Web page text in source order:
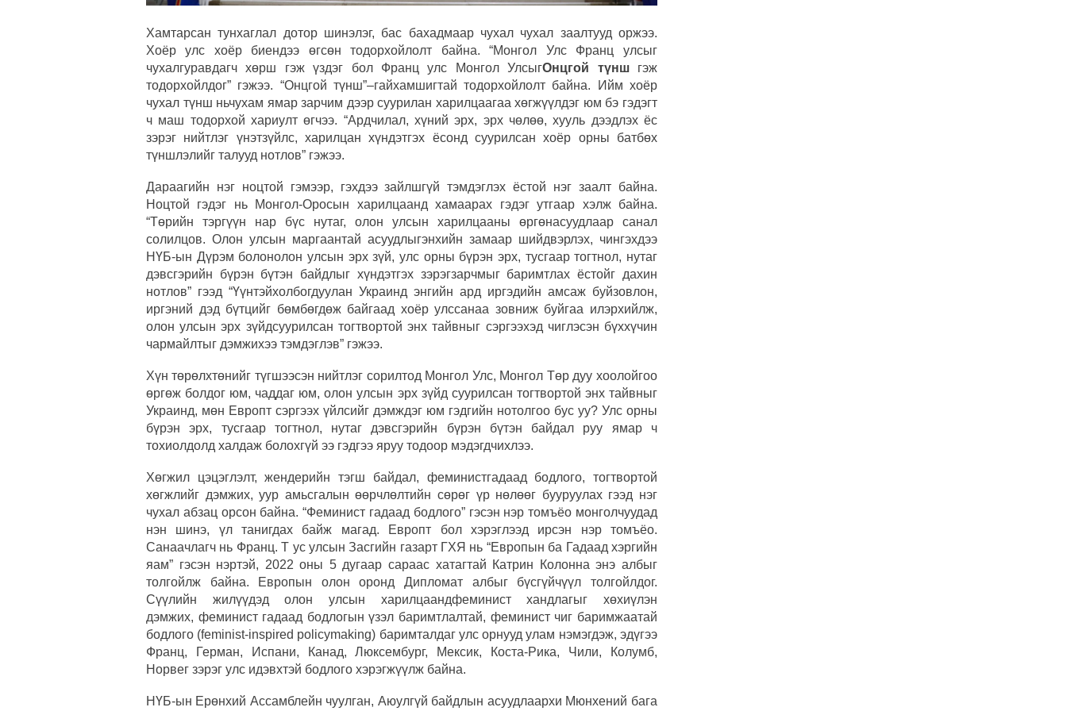
Хамтарсан тунхаглал дотор шинэлэг, бас бахадмаар чухал чухал заалтууд оржээ.
Хоёр улс хоёр биендээ өгсөн тодорхойлолт байна. “Монгол Улс Франц улсыг
чухалгуравдагч хөрш гэж үздэг бол Франц улс Монгол УлсыгОнцгой түншгэж
тодорхойлдог” гэжээ. “Онцгой түнш”–гайхамшигтай тодорхойлолт байна. Ийм хоёр
чухал түнш ньчухам ямар зарчим дээр суурилан харилцаагаа хөгжүүлдэг юм бэ гэдэгт
ч маш тодорхой хариулт өгчээ. “Ардчилал, хүний эрх, эрх чөлөө, хууль дээдлэх ёс
зэрэг нийтлэг үнэтзүйлс, харилцан хүндэтгэх ёсонд суурилсан хоёр орны батбөх
түншлэлийг талууд нотлов” гэжээ.
Дараагийн нэг ноцтой гэмээр, гэхдээ зайлшгүй тэмдэглэх ёстой нэг заалт байна.
Ноцтой гэдэг нь Монгол-Оросын харилцаанд хамаарах гэдэг утгаар хэлж байна.
“Төрийн тэргүүн нар бүс нутаг, олон улсын харилцааны өргөнасуудлаар санал
солилцов. Олон улсын маргаантай асуудлыгэнхийн замаар шийдвэрлэх, чингэхдээ
НҮБ-ын Дүрэм болонолон улсын эрх зүй, улс орны бүрэн эрх, тусгаар тогтнол, нутаг
дэвсгэрийн бүрэн бүтэн байдлыг хүндэтгэх зэрэгзарчмыг баримтлах ёстойг дахин
нотлов” гээд “Үүнтэйхолбогдуулан Украинд энгийн ард иргэдийн амсаж буйзовлон,
иргэний дэд бүтцийг бөмбөгдөж байгаад хоёр улссанаа зовниж буйгаа илэрхийлж,
олон улсын эрх зүйдсуурилсан тогтвортой энх тайвныг сэргээхэд чиглэсэн бүххүчин
чармайлтыг дэмжихээ тэмдэглэв” гэжээ.
Хүн төрөлхтөнийг түгшээсэн нийтлэг сорилтод Монгол Улс, Монгол Төр дуу хоолойгоо
өргөж болдог юм, чаддаг юм, олон улсын эрх зүйд суурилсан тогтвортой энх тайвныг
Украинд, мөн Европт сэргээх үйлсийг дэмждэг юм гэдгийн нотолгоо бус уу? Улс орны
бүрэн эрх, тусгаар тогтнол, нутаг дэвсгэрийн бүрэн бүтэн байдал руу ямар ч
тохиолдолд халдаж болохгүй ээ гэдгээ яруу тодоор мэдэгдчихлээ.
Хөгжил цэцэглэлт, жендерийн тэгш байдал, феминистгадаад бодлого, тогтвортой
хөгжлийг дэмжих, уур амьсгалын өөрчлөлтийн сөрөг үр нөлөөг бууруулах гээд нэг
чухал абзац орсон байна. “Феминист гадаад бодлого” гэсэн нэр томъёо монголчуудад
нэн шинэ, үл танигдах байж магад. Европт бол хэрэглээд ирсэн нэр томъёо.
Санаачлагч нь Франц. Т ус улсын Засгийн газарт ГХЯ нь “Европын ба Гадаад хэргийн
яам” гэсэн нэртэй, 2022 оны 5 дугаар сараас хатагтай Катрин Колонна энэ албыг
толгойлж байна. Европын олон оронд Дипломат албыг бүсгүйчүүл толгойлдог.
Сүүлийн жилүүдэд олон улсын харилцаандфеминист хандлагыг хөхиүлэн
дэмжих, феминист гадаад бодлогын үзэл баримтлалтай, феминист чиг баримжаатай
бодлого (feminist-inspired policymaking) баримталдаг улс орнууд улам нэмэгдэж, эдүгээ
Франц, Герман, Испани, Канад, Люксембург, Мексик, Коста-Рика, Чили, Колумб,
Норвег зэрэг улс идэвхтэй бодлого хэрэгжүүлж байна.
НҮБ-ын Ерөнхий Ассамблейн чуулган, Аюулгүй байдлын асуудлаархи Мюнхений бага